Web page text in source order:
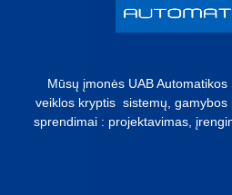
Mūsų įmonės UAB
veiklos kryptis sistemų,
sprendimai : projektavimas,